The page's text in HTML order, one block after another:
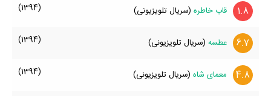
1.8 قاب خاطره (سریال تلویزیونی) (1394)
6.7 عطسه (سریال تلویزیونی) (1394)
4.8 معمای شاه (سریال تلویزیونی) (1394)